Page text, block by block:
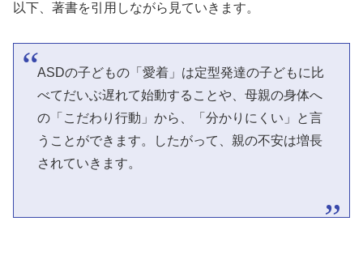
以下、著書を引用しながら見ていきます。
ASDの子どもの「愛着」は定型発達の子どもに比
べてだいぶ遅れて始動することや、母親の身体へ
の「こだわり行動」から、「分かりにくい」と言
うことができます。したがって、親の不安は増長
されていきます。